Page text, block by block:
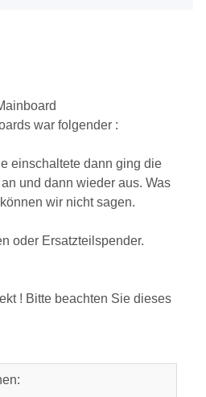
war folgender :
einschaltete dann ging die
und dann wieder aus. Was
wir nicht sagen.
oder Ersatzteilspender.
! Bitte beachten Sie dieses